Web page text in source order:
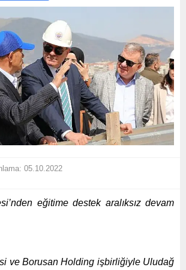
05.10.2022
eğitime destek aralıksız devam
ve Borusan Holding işbirliğiyle Uludağ